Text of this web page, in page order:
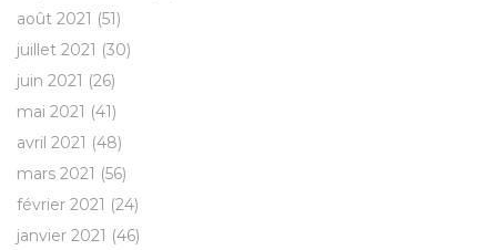
août 2021 (51)
juillet 2021 (30)
juin 2021 (26)
mai 2021 (41)
avril 2021 (48)
mars 2021 (56)
février 2021 (24)
janvier 2021 (46)